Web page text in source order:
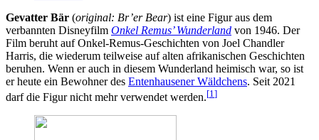
Gevatter Bär (original: Br’er Bear) ist eine Figur aus dem
verbannten Disneyfilm Onkel Remus’ Wunderland von 1946. Der
Film beruht auf Onkel-Remus-Geschichten von Joel Chandler
Harris, die wiederum teilweise auf alten afrikanischen Geschichten
beruhen. Wenn er auch in diesem Wunderland heimisch war, so ist
er heute ein Bewohner des Entenhausener Wäldchens. Seit 2021
darf die Figur nicht mehr verwendet werden.[1 ]